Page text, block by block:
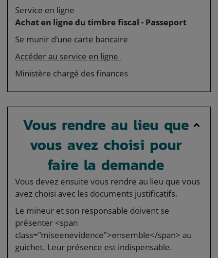
Service en ligne
Achat en ligne du timbre fiscal - Passeport
Se munir d'une carte bancaire
Accéder au service en ligne
Ministère chargé des finances
Vous rendre au lieu que
vous avez choisi pour
faire la demande
Vous devez ensuite vous rendre au lieu que vous
avez choisi avec les documents justificatifs.
Le mineur et son responsable doivent se
présenter <span
class="miseenevidence">ensemble</span> au
guichet. Leur présence est indispensable.